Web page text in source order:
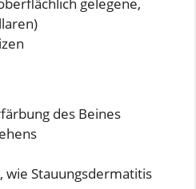
gelegene,
des Beines
wie Stauungsdermatitis